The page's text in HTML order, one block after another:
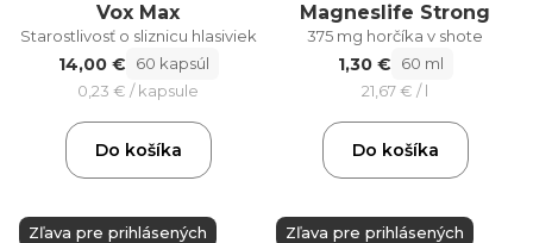
Vox Max
Starostlivosť o sliznicu hlasiviek
14,00 €
60 kapsúl
0,23 € / kapsule
Do košíka
Magneslife Strong
375 mg horčíka v shote
1,30 €
60 ml
21,67 € / l
Do košíka
Zľava pre prihlásených Zľava pre prihlásených